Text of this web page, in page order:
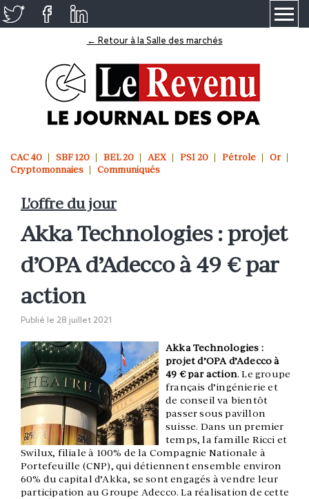
← Retour à la Salle des marchés
CAC 40 SBF 120 BEL 20 AEX PSI 20 Pétrole
Or
Cryptomonnaies
Communiqués
L'offre du jour
Akka Technologies : projet
d’OPA d’Adecco à 49 € par
action
Publié le 28 juillet 2021
Akka Technologies :
projet d’OPA d’Adecco à
49 € par action. Le groupe
français d’ingénierie et
de conseil va bientôt
passer sous pavillon
suisse. Dans un premier
temps, la famille Ricci et
Swilux, filiale à 100% de la Compagnie Nationale à
Portefeuille (CNP), qui détiennent ensemble environ
60% du capital d’Akka, se sont engagés à vendre leur
participation au Groupe Adecco. La réalisation de cette